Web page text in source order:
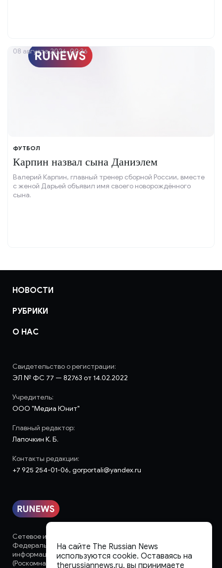
ФУТБОЛ
Карпин назвал сына Даниэлем
Валерий Карпин, главный тренер сборной России, вместе
с женой Дарьей объявил имя своего новорождённого
сына.
08 августа 2026, 00:36
НОВОСТИ
РУБРИКИ
О НАС
Сетевое издание «runews» (18+) зарегистрировано в
Федеральной службе по надзору в сфере связи,
информационных технологий и массовых коммуникаций
(Роскомнадзор)
Свидетельство о регистрации:
ЭЛ № ФС 77 — 82763 от 14.02.2022
Учредитель:
ООО "Медиа Юнит"
Главный редактор:
Лапочкин К. Б.
Контакты редакции:
+7 925 254-01-06, gorportali@yandex.ru
На сайте The Russian News
используются cookie. Оставаясь на
therussiannews.ru, вы принимаете